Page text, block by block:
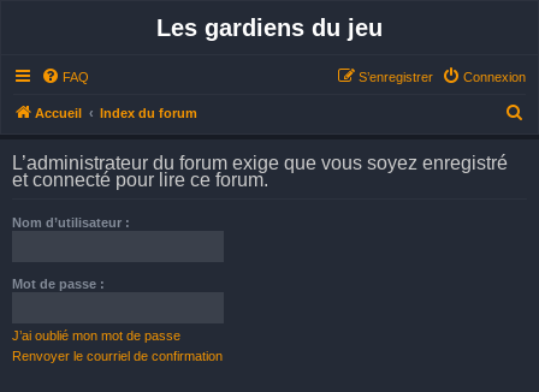
Les gardiens du jeu
FAQ Connexion
S’enregistrer
Accueil Index du forum
L’administrateur du forum exige que vous soyez enregistré
et connecté pour lire ce forum.
Nom d’utilisateur :
Mot de passe :
J’ai oublié mon mot de passe
Renvoyer le courriel de confirmation